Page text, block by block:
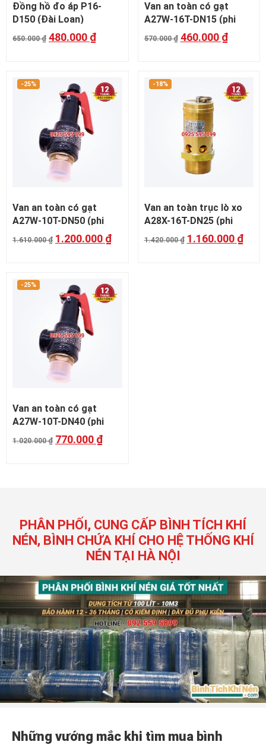
Đồng hồ đo áp P16-
D150 (Đài Loan)
650.000₫ 480.000 ₫
Van an toàn có gạt
A27W-16T-DN15 (phi
570.000₫ 460.000 ₫
-25%
Van an toàn có gạt
A27W-10T-DN50 (phi
1.610.000₫ 1.200.000 ₫
-18%
Van an toàn trục lò xo
A28X-16T-DN25 (phi
1.420.000₫ 1.160.000 ₫
-25%
Van an toàn có gạt
A27W-10T-DN40 (phi
1.020.000₫ 770.000 ₫
PHÂN PHỐI, CUNG CẤP BÌNH TÍCH KHÍ
NÉN, BÌNH CHỨA KHÍ CHO HỆ THỐNG KHÍ
NÉN TẠI HÀ NỘI
Những vướng mắc khi tìm mua bình